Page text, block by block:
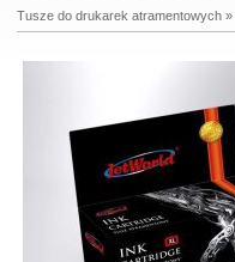
Tusze do drukarek atramentowych»